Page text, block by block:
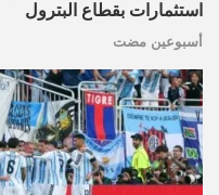
استثمارات بقطاع البترول
أسبوعين مضت